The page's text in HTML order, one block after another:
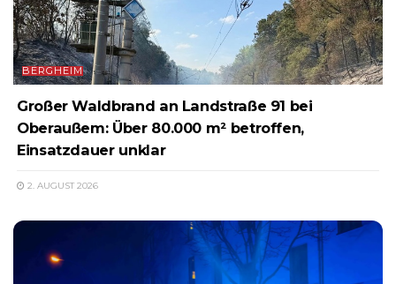
BERGHEIM
Großer Waldbrand an Landstraße 91 bei
Oberaußem: Über 80.000 m² betroffen,
Einsatzdauer unklar
2. AUGUST 2026